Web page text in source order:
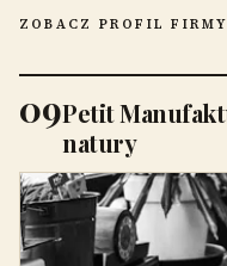
ZOBACZ PROFIL FIRMY
09Petit
natury